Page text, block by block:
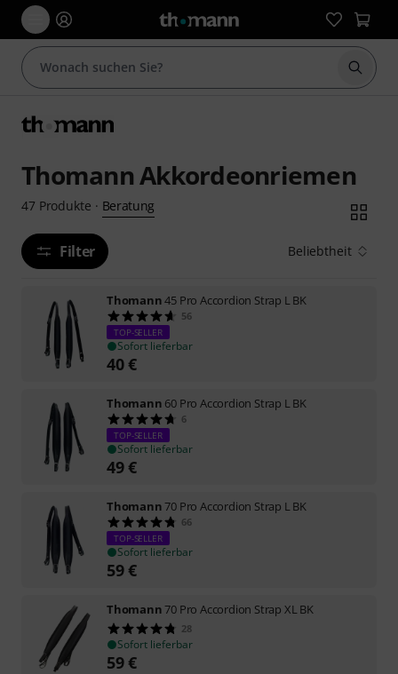
Suche
Thomann Akkordeonriemen
47 Produkte · Beratung
Filter Beliebtheit
Thomann45 Pro Accordion Strap L BK
56
TOP-SELLER
Sofort lieferbar
40€
Thomann 60 Pro Accordion Strap L BK
6
TOP-SELLER
Sofort lieferbar
49€
Thomann70 Pro Accordion Strap L BK
66
TOP-SELLER
Sofort lieferbar
59€
Thomann70 Pro Accordion Strap XL BK
28
Sofort lieferbar
59€